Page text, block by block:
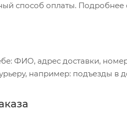
способ оплаты. Подробнее
ФИО, адрес доставки,
например: подъезды в